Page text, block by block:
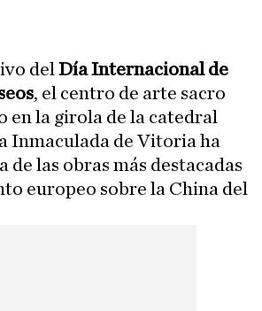
delDía Internacional de
, el centro de arte sacro
en la girola de la catedral
Inmaculada de Vitoria ha
de las obras más destacadas
europeo sobre la China del